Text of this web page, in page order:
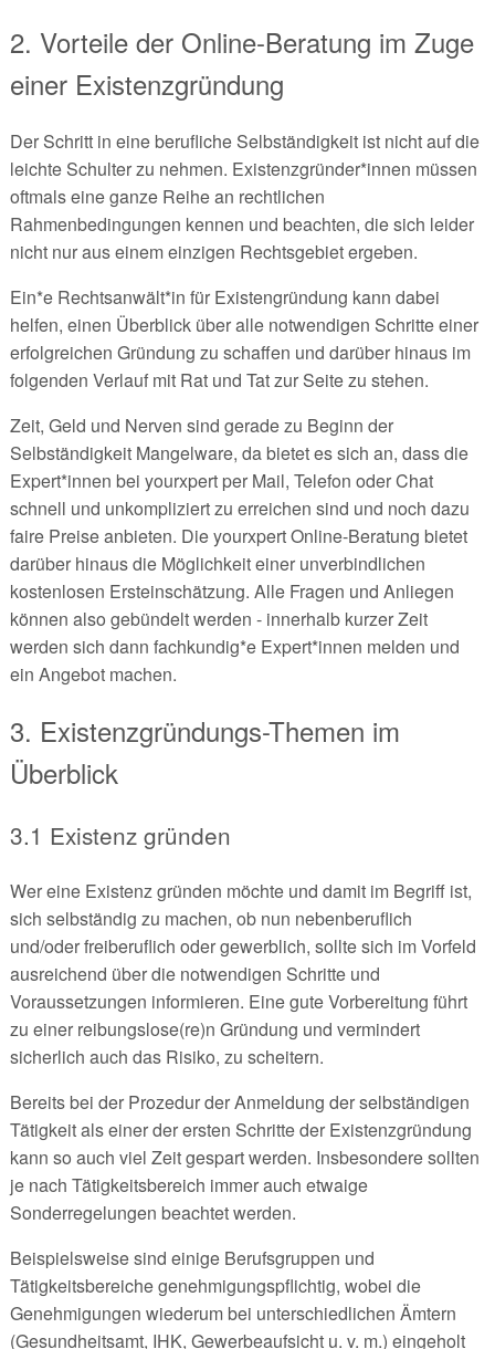
2. Vorteile der Online-Beratung im Zuge
einer Existenzgründung
Der Schritt in eine berufliche Selbständigkeit ist nicht auf die
leichte Schulter zu nehmen. Existenzgründer*innen müssen
oftmals eine ganze Reihe an rechtlichen
Rahmenbedingungen kennen und beachten, die sich leider
nicht nur aus einem einzigen Rechtsgebiet ergeben.
Ein*e Rechtsanwält*in für Existengründung kann dabei
helfen, einen Überblick über alle notwendigen Schritte einer
erfolgreichen Gründung zu schaffen und darüber hinaus im
folgenden Verlauf mit Rat und Tat zur Seite zu stehen.
Zeit, Geld und Nerven sind gerade zu Beginn der
Selbständigkeit Mangelware, da bietet es sich an, dass die
Expert*innen bei yourxpert per Mail, Telefon oder Chat
schnell und unkompliziert zu erreichen sind und noch dazu
faire Preise anbieten. Die yourxpert Online-Beratung bietet
darüber hinaus die Möglichkeit einer unverbindlichen
kostenlosen Ersteinschätzung. Alle Fragen und Anliegen
können also gebündelt werden - innerhalb kurzer Zeit
werden sich dann fachkundig*e Expert*innen melden und
ein Angebot machen.
3. Existenzgründungs-Themen im
Überblick
3.1 Existenz gründen
Wer eine Existenz gründen möchte und damit im Begriff ist,
sich selbständig zu machen, ob nun nebenberuflich
und/oder freiberuflich oder gewerblich, sollte sich im Vorfeld
ausreichend über die notwendigen Schritte und
Voraussetzungen informieren. Eine gute Vorbereitung führt
zu einer reibungslose(re)n Gründung und vermindert
sicherlich auch das Risiko, zu scheitern.
Bereits bei der Prozedur der Anmeldung der selbständigen
Tätigkeit als einer der ersten Schritte der Existenzgründung
kann so auch viel Zeit gespart werden. Insbesondere sollten
je nach Tätigkeitsbereich immer auch etwaige
Sonderregelungen beachtet werden.
Beispielsweise sind einige Berufsgruppen und
Tätigkeitsbereiche genehmigungspflichtig, wobei die
Genehmigungen wiederum bei unterschiedlichen Ämtern
(Gesundheitsamt, IHK, Gewerbeaufsicht u. v. m.) eingeholt